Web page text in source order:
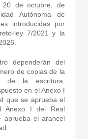
de octubre, de
Autónoma de
introducidas por
ley 7/2021 y la
dependerán del
de copias de la
de la escritura,
en el Anexo I
que se aprueba el
Anexo I del Real
aprueba el arancel